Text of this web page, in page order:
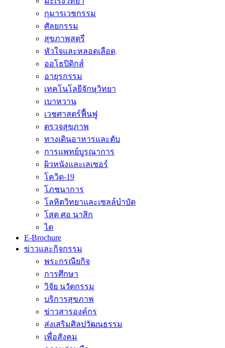
กุมารเวชกรรม
ศัลยกรรม
สุขภาพสตรี
หัวใจและหลอดเลือด
ออโธปิดิกส์
อายุรกรรม
เทคโนโลยีจักษุวิทยา
เบาหวาน
เวชศาสตร์ฟื้นฟู
ตรวจสุขภาพ
ทางเดินอาหารและตับ
การแพทย์บูรณาการ
ผิวหนังและเลเซอร์
โควิด-19
โภชนาการ
โลหิตวิทยาและเซลล์บำบัด
โสต ศอ นาสิก
ไต
E-Brochure
ข่าวและกิจกรรม
พระกรณียกิจ
การศึกษา
วิจัย นวัตกรรม
บริการสุขภาพ
ข่าวสารองค์กร
ส่งเสริมศิลปวัฒนธรรม
เพื่อสังคม